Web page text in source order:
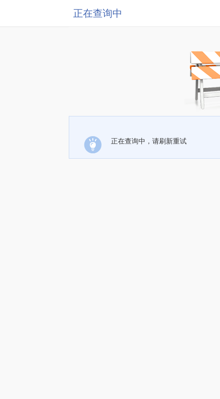
正在查询中
正在查询中，请刷新重试